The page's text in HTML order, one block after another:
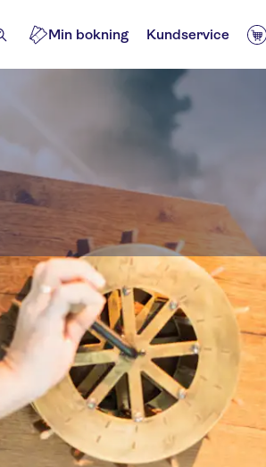
Min bokning Kundservice
Museum
Utflykter & dagsturer